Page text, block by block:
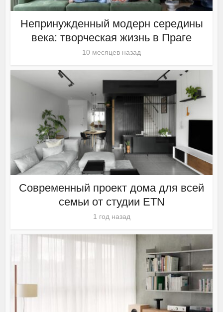
Непринужденный модерн середины
века: творческая жизнь в Праге
10 месяцев назад
Современный проект дома для всей
семьи от студии ETN
1 год назад